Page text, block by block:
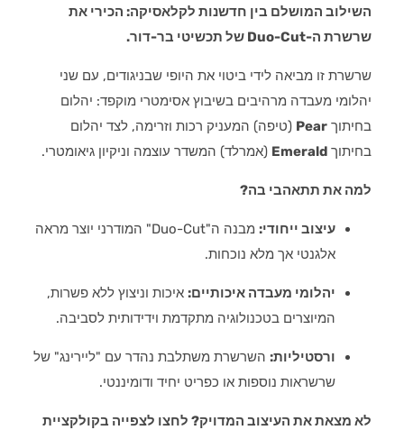
השילוב המושלם בין חדשנות לקלאסיקה: הכירי את
שרשרת ה-Duo-Cut של תכשיטי בר-דור.
שרשרת זו מביאה לידי ביטוי את היופי שבניגודים, עם שני
יהלומי מעבדה מרהיבים בשיבוץ אסימטרי מוקפד: יהלום
בחיתוךPear (טיפה) המעניק רכות וזרימה, לצד יהלום
בחיתוךEmerald (אמרלד) המשדר עוצמה וניקיון גיאומטרי.
למה את תתאהבי בה?
עיצוב ייחודי:
מבנה ה"Duo-Cut" המודרני יוצר מראה
אלגנטי אך מלא נוכחות.
יהלומי מעבדה איכותיים: איכות וניצוץ ללא פשרות,
המיוצרים בטכנולוגיה מתקדמת וידידותית לסביבה.
ורסטיליות: השרשרת משתלבת נהדר עם "ליירינג" של
שרשראות נוספות או כפריט יחיד ודומיננטי.
לא מצאת את העיצוב המדויק? לחצו לצפייה בקולקציית